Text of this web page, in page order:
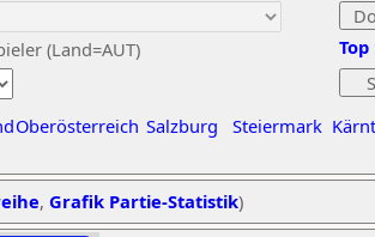
(Land=AUT)
Oberösterreich Salzburg Steiermark
Top
, Grafik Partie-Statistik)